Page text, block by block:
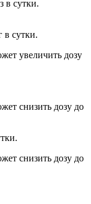
в сутки.
в сутки.
увеличить дозу
снизить дозу до
снизить дозу до